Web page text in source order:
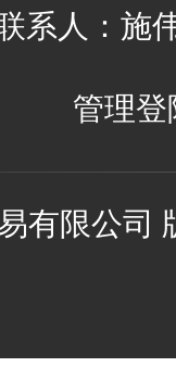
系人：施
管理登
有限公司